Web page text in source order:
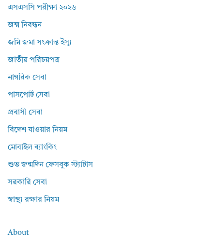
এসএসসি পরীক্ষা ২০২৬
জন্ম নিবন্ধন
জমি জমা সংক্রান্ত ইস্যু
জাতীয় পরিচয়পত্র
নাগরিক সেবা
পাসপোর্ট সেবা
প্রবাসী সেবা
বিদেশ যাওয়ার নিয়ম
মোবাইল ব্যাংকিং
শুভ জন্মদিন ফেসবুক স্ট্যাটাস
সরকারি সেবা
স্বাস্থ্য রক্ষার নিয়ম
About